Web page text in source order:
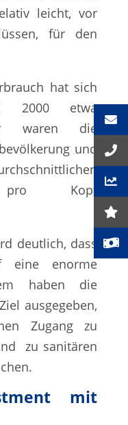
leicht, vor
für den
hat sich
2000 etwa
waren die
und
pro Kopf
deutlich, dass
eine enorme
haben die
ausgegeben,
Zugang zu
zu sanitären
mit